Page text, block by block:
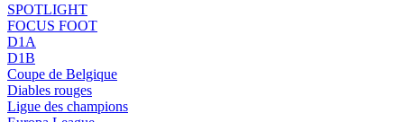
SPOTLIGHT
FOCUS FOOT
D1A
D1B
Coupe de Belgique
Diables rouges
Ligue des champions